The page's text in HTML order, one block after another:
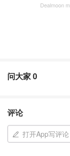
Dealmoon
问大家0
评论
打开App写评论